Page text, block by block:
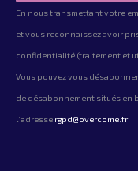
En nous transmettant votre
et vous reconnaissez avoir
confidentialité (traitement et
Vous pouvez vous
de désabonnement situés en
l’adresse rgpd@overcome.fr